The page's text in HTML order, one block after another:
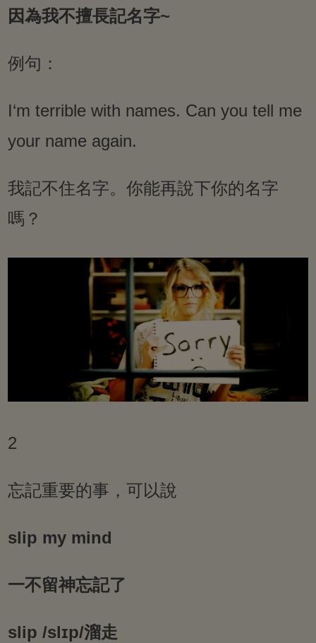
因為我不擅長記名字~
例句：
I‘m terrible with names. Can you tell me
your name again.
我記不住名字。你能再說下你的名字
嗎？
2
忘記重要的事，可以說
slip my mind
一不留神忘記了
slip /slɪp/溜走